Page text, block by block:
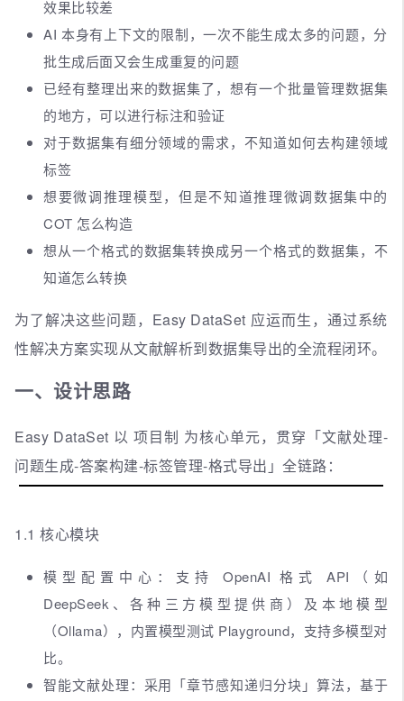
效果比较差
AI 本身有上下文的限制，一次不能生成太多的问题，分
批生成后面又会生成重复的问题
已经有整理出来的数据集了，想有一个批量管理数据集
的地方，可以进行标注和验证
对于数据集有细分领域的需求，不知道如何去构建领域
标签
想要微调推理模型，但是不知道推理微调数据集中的
COT 怎么构造
想从一个格式的数据集转换成另一个格式的数据集，不
知道怎么转换
为了解决这些问题，Easy DataSet 应运而生，通过系统
性解决方案实现从文献解析到数据集导出的全流程闭环。
一、设计思路
Easy DataSet 以 项目制 为核心单元，贯穿「文献处理-
问题生成-答案构建-标签管理-格式导出」全链路：
1.1 核心模块
模型配置中心：支持 OpenAI 格式 API（如
DeepSeek、各种三方模型提供商）及本地模型
（Ollama），内置模型测试 Playground，支持多模型对
比。
智能文献处理：采用「章节感知递归分块」算法，基于